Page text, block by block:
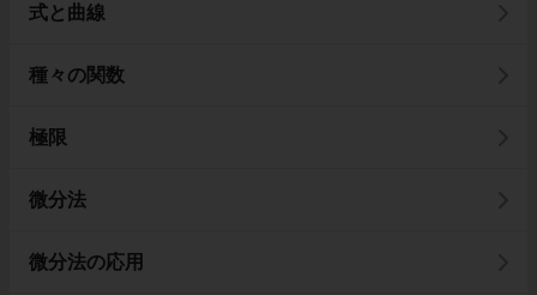
式と曲線
種々の関数
極限
微分法
微分法の応用